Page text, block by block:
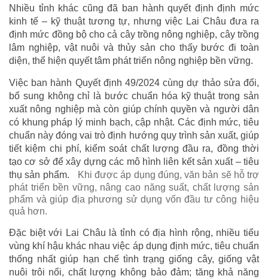
Nhiều tỉnh khác cũng đã ban hành quyết định định mức
kinh tế – kỹ thuật tương tự, nhưng việc Lai Châu đưa ra
định mức đồng bộ cho cả cây trồng nông nghiệp, cây trồng
lâm nghiệp, vật nuôi và thủy sản cho thấy bước đi toàn
diện, thể hiện quyết tâm phát triển nông nghiệp bền vững.
Việc ban hành Quyết định 49/2024 cùng dự thảo sửa đổi,
bổ sung không chỉ là bước chuẩn hóa kỹ thuật trong sản
xuất nông nghiệp mà còn giúp chính quyền và người dân
có khung pháp lý minh bạch, cập nhật. Các định mức, tiêu
chuẩn này đóng vai trò định hướng quy trình sản xuất, giúp
tiết kiệm chi phí, kiểm soát chất lượng đầu ra, đồng thời
tạo cơ sở để xây dựng các mô hình liên kết sản xuất – tiêu
thụ sản phẩm.
Khi được áp dụng đúng, văn bản sẽ hỗ trợ
phát triển bền vững, nâng cao năng suất, chất lượng sản
phẩm và giúp địa phương sử dụng vốn đầu tư công hiệu
quả hơn.
Đặc biệt với Lai Châu là tỉnh có địa hình rộng, nhiều tiểu
vùng khí hậu khác nhau việc áp dụng định mức, tiêu chuẩn
thống nhất giúp hạn chế tình trạng giống cây, giống vật
nuôi trôi nổi, chất lượng không bảo đảm; tăng khả năng